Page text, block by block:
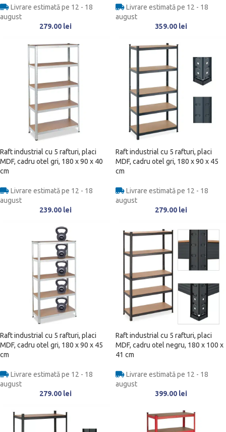
Livrare estimată pe 12 - 18
august
279.00 lei
Livrare estimată pe 12 - 18
august
359.00 lei
Raft industrial cu 5 rafturi, placi
MDF, cadru otel gri, 180 x 90 x 40
cm
Livrare estimată pe 12 - 18
august
239.00 lei
Raft industrial cu 5 rafturi, placi
MDF, cadru otel gri, 180 x 90 x 45
cm
Livrare estimată pe 12 - 18
august
279.00 lei
Raft industrial cu 5 rafturi, placi
MDF, cadru otel gri, 180 x 90 x 45
cm
Livrare estimată pe 12 - 18
august
279.00 lei
Raft industrial cu 5 rafturi, placi
MDF, cadru otel negru, 180 x 100 x
41 cm
Livrare estimată pe 12 - 18
august
399.00 lei